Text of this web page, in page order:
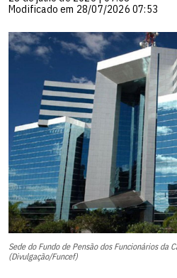
Modificado em 28/07/2026 07:53
Sede do Fundo de Pensão dos Funcionários da
(Divulgação/Funcef)